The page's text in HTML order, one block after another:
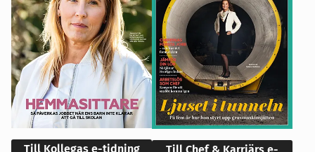
Till Kollegas e-tidning